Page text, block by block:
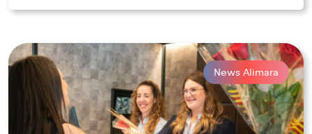
News Alimara